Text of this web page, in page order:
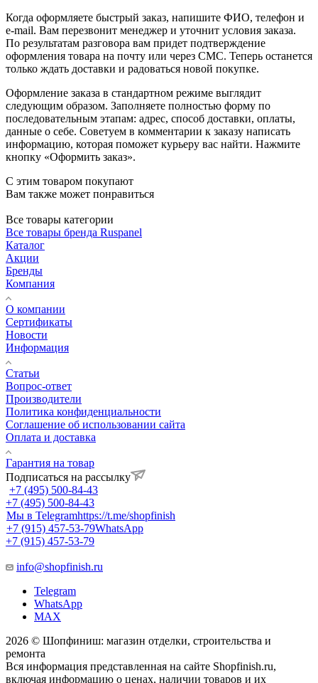
Когда оформляете быстрый заказ, напишите ФИО, телефон и
e-mail. Вам перезвонит менеджер и уточнит условия заказа.
По результатам разговора вам придет подтверждение
оформления товара на почту или через СМС. Теперь останется
только ждать доставки и радоваться новой покупке.
Оформление заказа в стандартном режиме выглядит
следующим образом. Заполняете полностью форму по
последовательным этапам: адрес, способ доставки, оплаты,
данные о себе. Советуем в комментарии к заказу написать
информацию, которая поможет курьеру вас найти. Нажмите
кнопку «Оформить заказ».
С этим товаром покупают
Вам также может понравиться
Все товары категории
Все товары бренда Ruspanel
Каталог
Акции
Бренды
Компания
О компании
Сертификаты
Новости
Информация
Статьи
Вопрос-ответ
Производители
Политика конфиденциальности
Соглашение об использовании сайта
Оплата и доставка
Гарантия на товар
Подписаться на рассылку
+7 (495) 500-84-43
+7 (495) 500-84-43
Мы в Telegramhttps://t.me/shopfinish
+7 (915) 457-53-79WhatsApp
+7 (915) 457-53-79
info@shopfinish.ru
Telegram
WhatsApp
MAX
2026 © Шопфиниш: магазин отделки, строительства и
ремонта
Вся информация представленная на сайте Shopfinish.ru,
включая информацию о ценах, наличии товаров и их